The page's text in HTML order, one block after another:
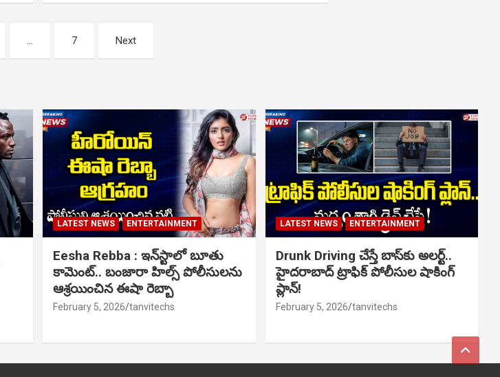
… 7 Next
LATEST NEWS ENTERTAINMENT
Eesha Rebba : ఇన్‌స్టాలో బూతు
కామెంట్.. బంజారా హిల్స్ పోలీసులను
ఆశ్రయించిన ఈషా రెబ్బా
February 5, 2026 tanvitechs
LATEST NEWS ENTERTAINMENT
Drunk Driving చేస్తే బాస్‌కు అలర్ట్..
హైదరాబాద్ ట్రాఫిక్ పోలీసుల షాకింగ్
ప్లాన్!
February 5, 2026 tanvitechs